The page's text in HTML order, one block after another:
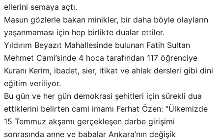
ellerini semaya açtı.
Masun gözlerle bakan minikler, bir daha böyle olayların
yaşanmaması için hep birlikte dualar ettiler.
Yıldırım Beyazıt Mahallesinde bulunan Fatih Sultan
Mehmet Cami’sinde 4 hoca tarafından 117 öğrenciye
Kuranı Kerim, ibadet, sier, itikat ve ahlak dersleri gibi dini
eğitim veriliyor.
Bu gün ve her gün demokrasi şehitleri için sürekli dua
ettiklerini belirten cami imamı Ferhat Özen: “Ülkemizde
15 Temmuz akşamı gerçekleşen darbe girişimi
sonrasında anne ve babalar Ankara’nın değişik